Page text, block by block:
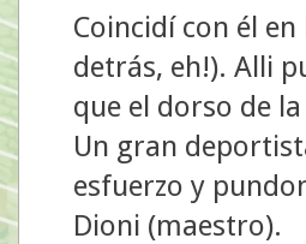
Coincidí con él
detrás, eh!). Alli
que el dorso de
Un gran
esfuerzo y
Dioni (maestro).